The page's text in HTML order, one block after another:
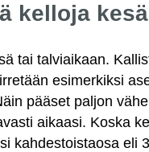
kelloja
tai talviaikaan.
esimerkiksi
pääset paljon
aikaasi. Koska
kahdestoistaosa eli